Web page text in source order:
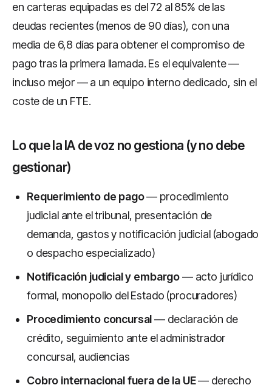
en carteras equipadas es del 72 al 85% de las
deudas recientes (menos de 90 días), con una
media de 6,8 días para obtener el compromiso de
pago tras la primera llamada. Es el equivalente —
incluso mejor — a un equipo interno dedicado, sin el
coste de un FTE.
Lo que la IA de voz no gestiona (y no debe
gestionar)
Requerimiento de pago— procedimiento
judicial ante el tribunal, presentación de
demanda, gastos y notificación judicial (abogado
o despacho especializado)
Notificación judicial y embargo— acto jurídico
formal, monopolio del Estado (procuradores)
Procedimiento concursal— declaración de
crédito, seguimiento ante el administrador
concursal, audiencias
Cobro internacional fuera de la UE— derecho